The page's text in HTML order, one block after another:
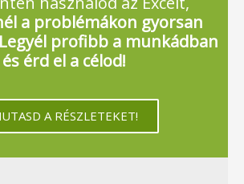
a problémákon gyorsan
profibb a munkádban
és érd el a célod!
A RÉSZLETEKET!